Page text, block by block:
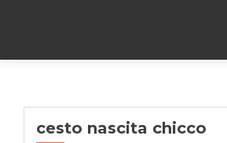
cesto nascita chicco